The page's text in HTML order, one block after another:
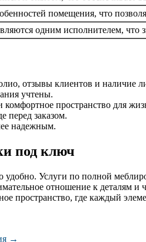
помещения, что
одним исполнителем, что
отзывы клиентов и наличие
учтены.
комфортное пространство для
перед заказом.
надежным.
под ключ
Услуги по полной
отношение к деталям
пространство, где каждый
→